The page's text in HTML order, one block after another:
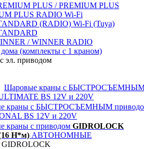
PLUS / PREMIUM PLUS
PLUS RADIO Wi-Fi
(RADIO) Wi-Fi (Tuya)
/ WINNER RADIO
дома (комплекты с 1 краном)
эл. приводом
Шаровые краны с
BS 12V и 220V
краны с БЫСТРОСЪЕМНЫМ
BS 12V и 220V
краны с приводом GIDROLOCK
Н*м) АВТОНОМНЫЕ